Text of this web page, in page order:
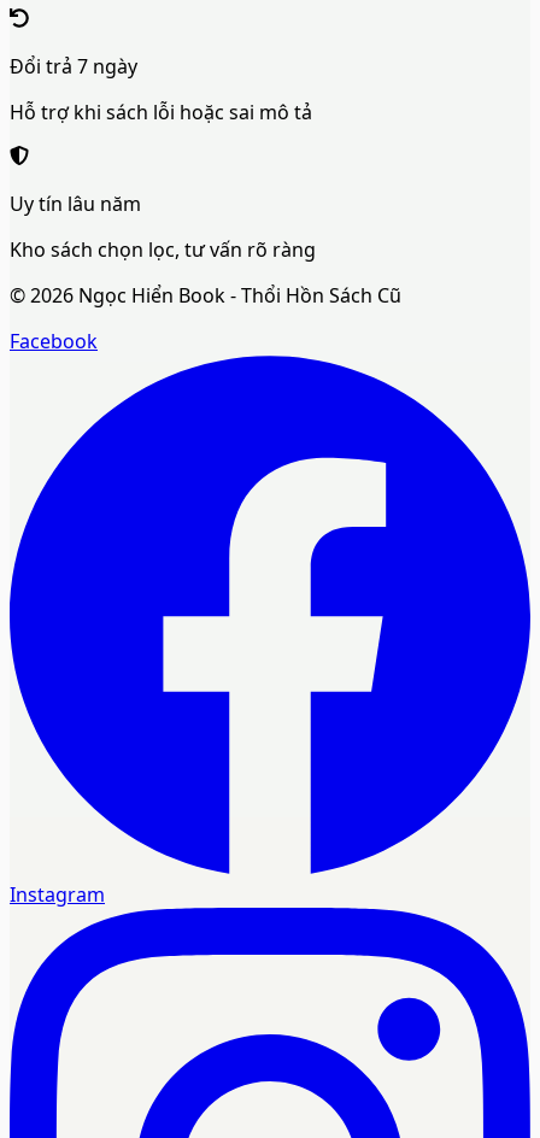
Đổi trả 7 ngày
Hỗ trợ khi sách lỗi hoặc sai mô tả
Uy tín lâu năm
Kho sách chọn lọc, tư vấn rõ ràng
©2026 Ngọc Hiển Book - Thổi Hồn Sách Cũ
Facebook
Instagram